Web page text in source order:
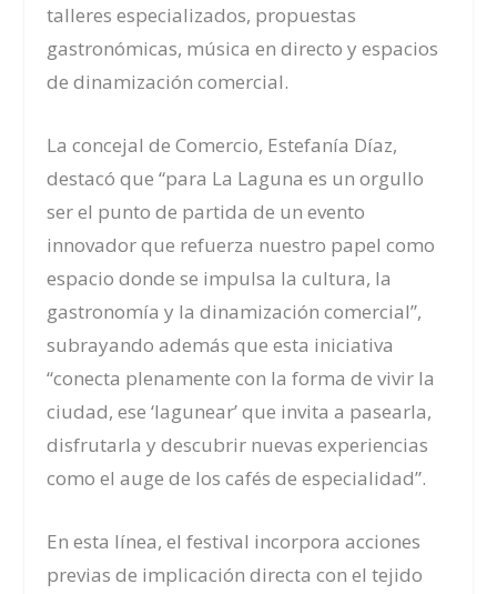
talleres especializados, propuestas
gastronómicas, música en directo y espacios
de dinamización comercial.
La concejal de Comercio, Estefanía Díaz,
destacó que “para La Laguna es un orgullo
ser el punto de partida de un evento
innovador que refuerza nuestro papel como
espacio donde se impulsa la cultura, la
gastronomía y la dinamización comercial”,
subrayando además que esta iniciativa
“conecta plenamente con la forma de vivir la
ciudad, ese ‘lagunear’ que invita a pasearla,
disfrutarla y descubrir nuevas experiencias
como el auge de los cafés de especialidad”.
En esta línea, el festival incorpora acciones
previas de implicación directa con el tejido